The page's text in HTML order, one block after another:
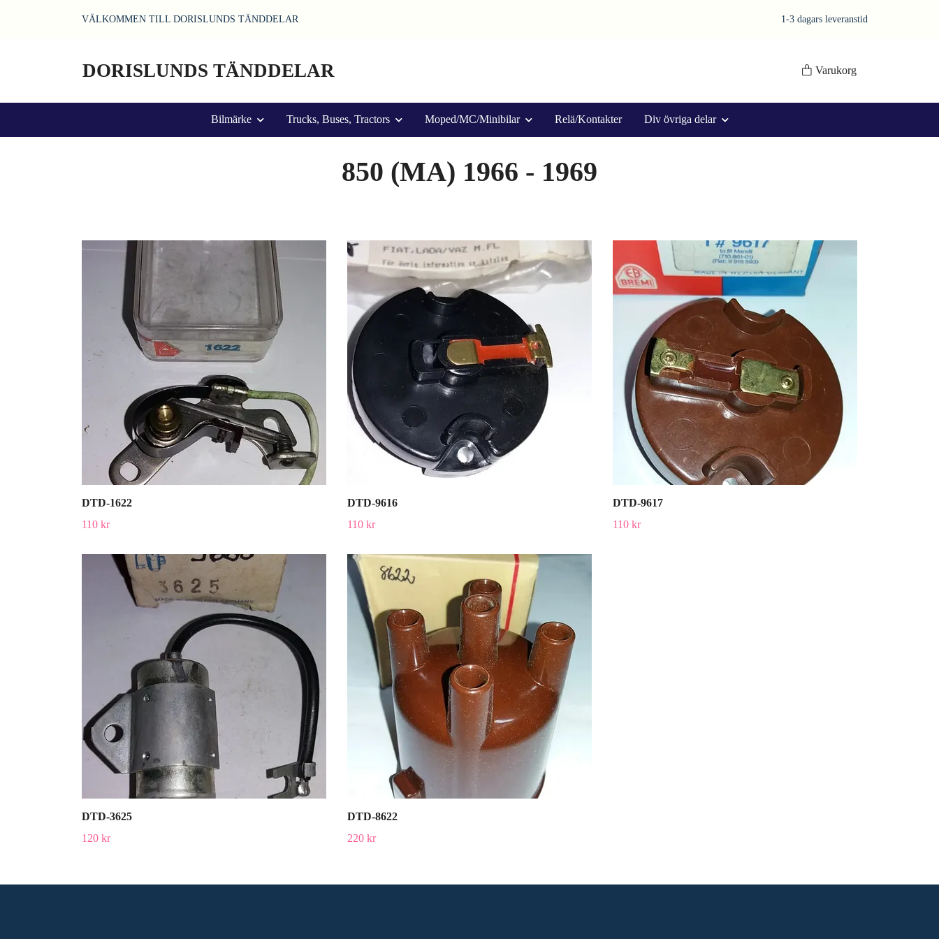
VÄLKOMMEN TILL DORISLUNDS TÄNDDELAR 1-3 dagars leveranstid
DORISLUNDS TÄNDDELAR Varukorg
Bilmärke Trucks, Buses, Tractors Moped/MC/Minibilar Relä/Kontakter Div övriga delar
850 (MA) 1966 - 1969
DTD-1622
110 kr
DTD-9616
110 kr
DTD-9617
110 kr
DTD-3625
120 kr
DTD-8622
220 kr